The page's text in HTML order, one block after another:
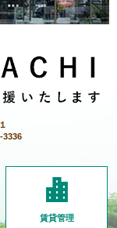
3336
賃貸管理